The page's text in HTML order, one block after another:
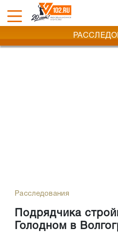
Расследования
Подрядчика
Голодном в